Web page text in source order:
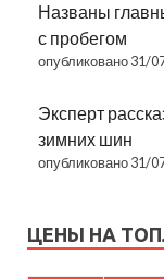
Названы
с пробегом
опубликовано 31/
Эксперт
зимних шин
опубликовано 31/
ЦЕНЫ НА